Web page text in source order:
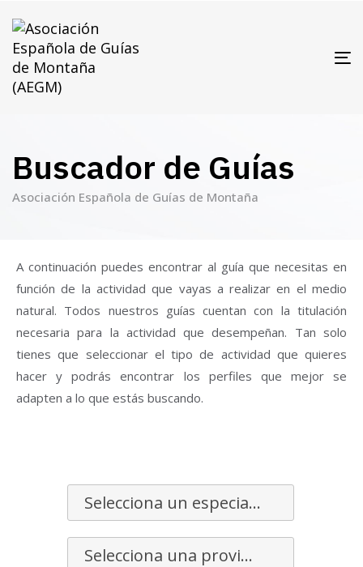
Buscador de Guías
Asociación Española de Guías de Montaña
A continuación puedes encontrar al guía que necesitas en
función de la actividad que vayas a realizar en el medio
natural. Todos nuestros guías cuentan con la titulación
necesaria para la actividad que desempeñan. Tan solo
tienes que seleccionar el tipo de actividad que quieres
hacer y podrás encontrar los perfiles que mejor se
adapten a lo que estás buscando.
Selecciona un especialidad
Selecciona una provincia